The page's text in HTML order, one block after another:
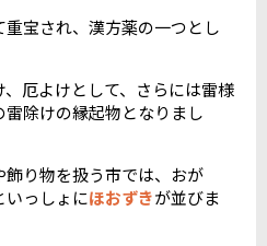
宝され、漢方薬の一つとし
厄よけとして、さらには雷様
除けの縁起物となりまし
り物を扱う市では、おが
いっしょにほおずきが並びま